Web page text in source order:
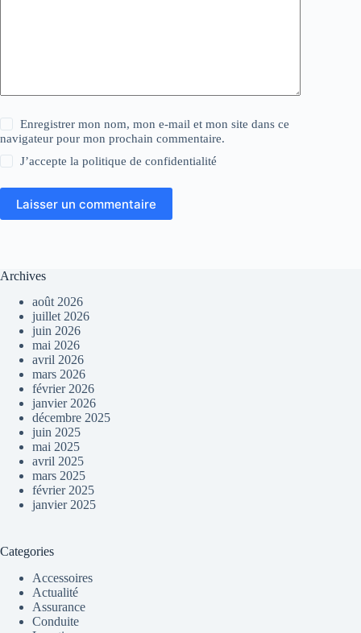
Enregistrer mon nom, mon e-mail et mon site dans ce
navigateur pour mon prochain commentaire.
J’accepte lapolitique de confidentialité
Laisser un commentaire
Archives
août 2026
juillet 2026
juin 2026
mai 2026
avril 2026
mars 2026
février 2026
janvier 2026
décembre 2025
juin 2025
mai 2025
avril 2025
mars 2025
février 2025
janvier 2025
Categories
Accessoires
Actualité
Assurance
Conduite